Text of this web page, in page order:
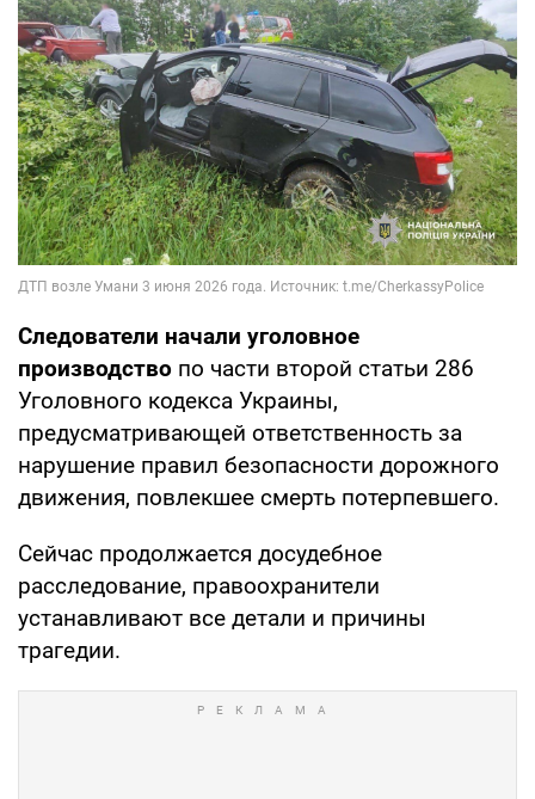
Следователи начали уголовное
производство по части второй статьи 286
Уголовного кодекса Украины,
предусматривающей ответственность за
нарушение правил безопасности дорожного
движения, повлекшее смерть потерпевшего.
Сейчас продолжается досудебное
расследование, правоохранители
устанавливают все детали и причины
трагедии.